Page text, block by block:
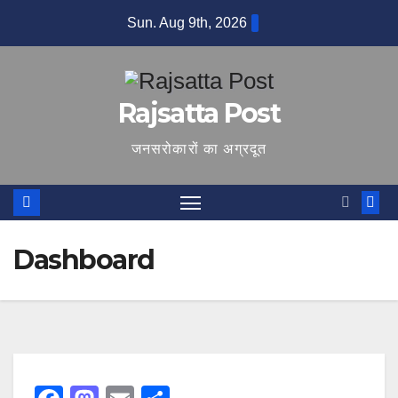
Sun. Aug 9th, 2026
Rajsatta Post
जनसरोकारों का अग्रदूत
Dashboard